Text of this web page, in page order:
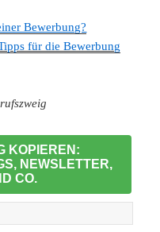
Bewerbung?
für die Bewerbung
KOPIEREN:
NEWSLETTER,
CO.